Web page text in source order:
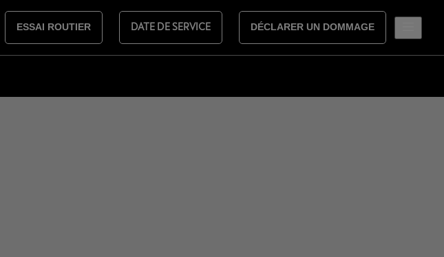
ESSAI ROUTIER DATE DE SERVICE DÉCLARER UN DOMMAGE